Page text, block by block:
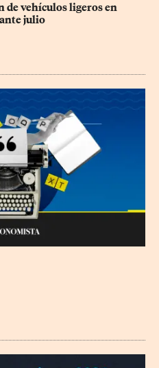
de vehículos ligeros en
julio